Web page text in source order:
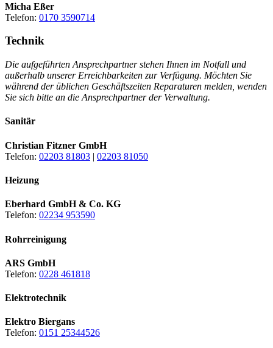
Micha Eßer
Telefon: 0170 3590714
Technik
Die aufgeführten Ansprechpartner stehen Ihnen im Notfall und
außerhalb unserer Erreichbarkeiten zur Verfügung. Möchten Sie
während der üblichen Geschäftszeiten Reparaturen melden, wenden
Sie sich bitte an die Ansprechpartner der Verwaltung.
Sanitär
Christian Fitzner GmbH
Telefon: 02203 81803 | 02203 81050
Heizung
Eberhard GmbH & Co. KG
Telefon: 02234 953590
Rohrreinigung
ARS GmbH
Telefon: 0228 461818
Elektrotechnik
Elektro Biergans
Telefon: 0151 25344526